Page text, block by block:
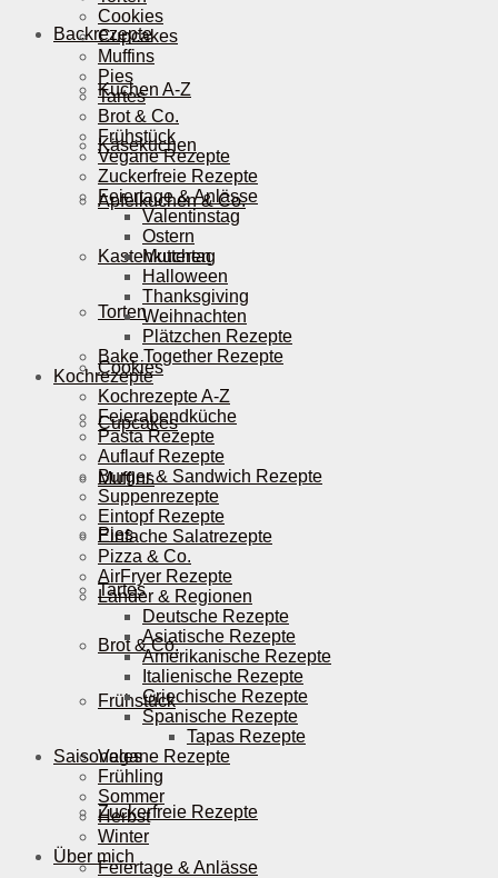
Backrezepte
Kuchen A-Z
Käsekuchen
Apfelkuchen & Co.
Kastenkuchen
Torten
Cookies
Cupcakes
Muffins
Pies
Tartes
Brot & Co.
Frühstück
Vegane Rezepte
Zuckerfreie Rezepte
Feiertage & Anlässe
Cookies
Cupcakes
Muffins
Pies
Tartes
Brot & Co.
Frühstück
Vegane Rezepte
Zuckerfreie Rezepte
Feiertage & Anlässe
Valentinstag
Ostern
Muttertag
Halloween
Thanksgiving
Weihnachten
Plätzchen Rezepte
Bake Together Rezepte
Kochrezepte
Kochrezepte A-Z
Feierabendküche
Pasta Rezepte
Auflauf Rezepte
Burger & Sandwich Rezepte
Suppenrezepte
Eintopf Rezepte
Einfache Salatrezepte
Pizza & Co.
AirFryer Rezepte
Länder & Regionen
Deutsche Rezepte
Asiatische Rezepte
Amerikanische Rezepte
Italienische Rezepte
Griechische Rezepte
Spanische Rezepte
Tapas Rezepte
Saisonales
Frühling
Sommer
Herbst
Winter
Über mich